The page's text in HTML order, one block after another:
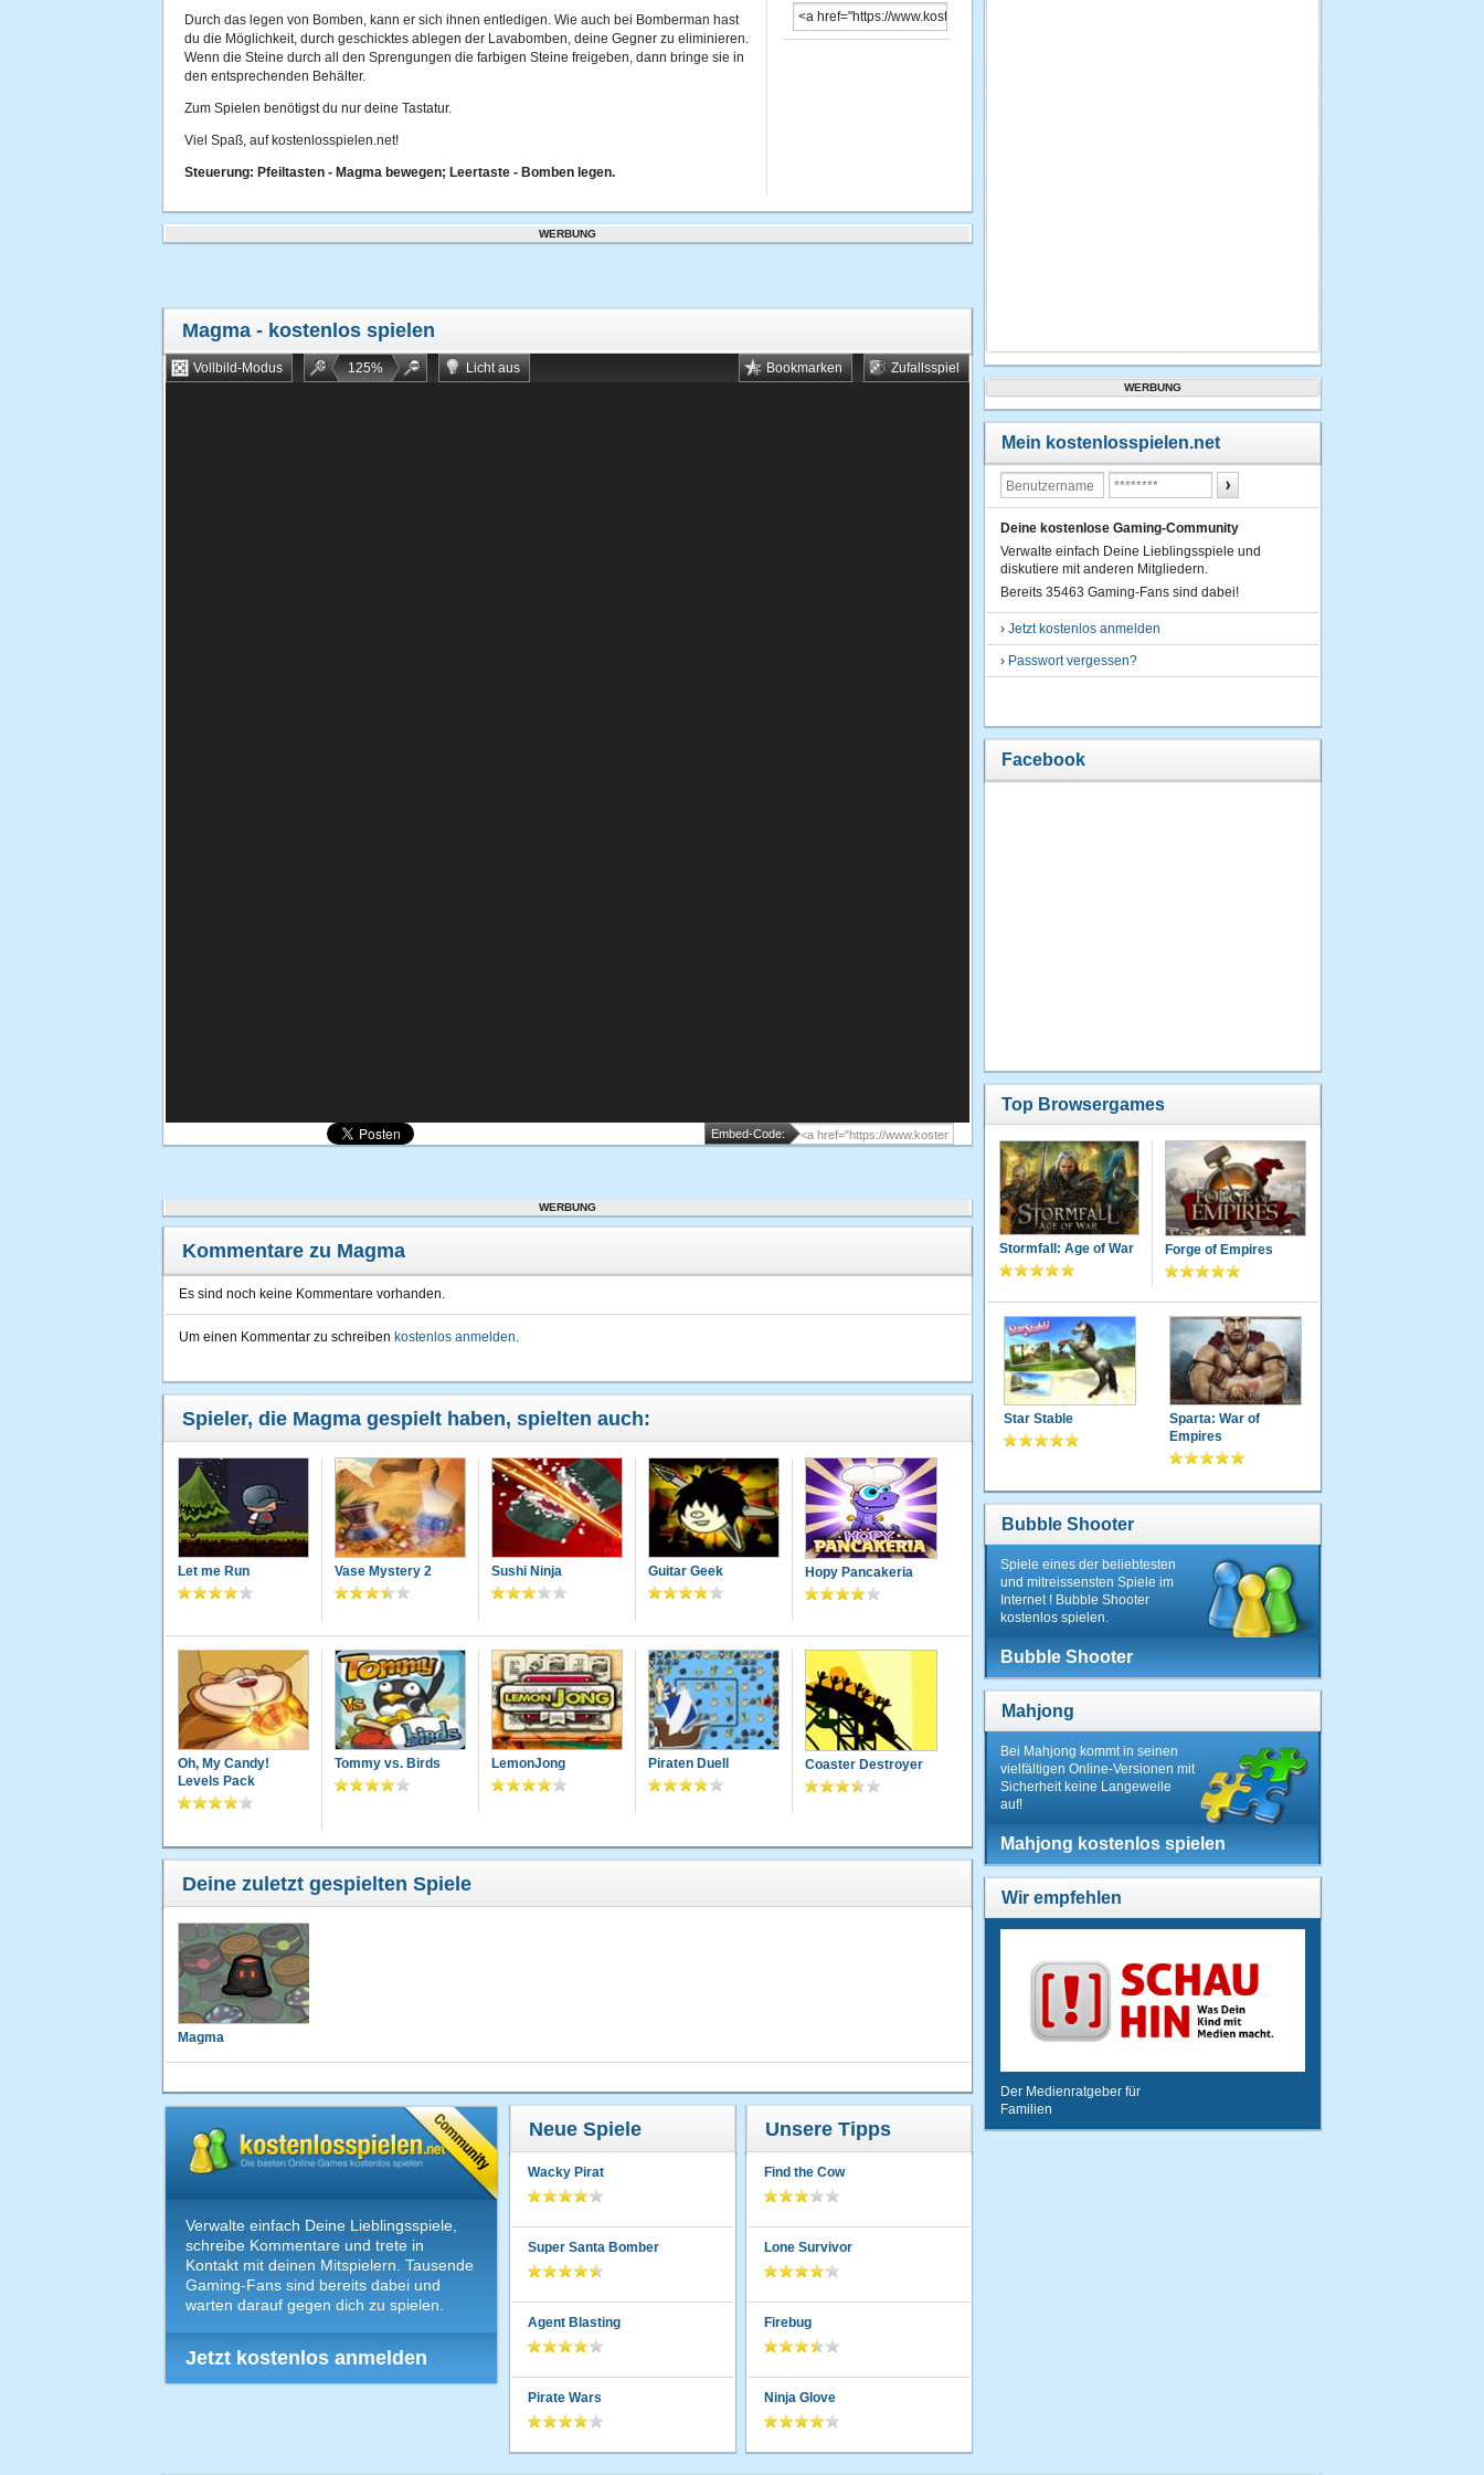
Durch das legen von Bomben, kann er sich ihnen entledigen. Wie auch bei Bomberman hast
du die Möglichkeit, durch geschicktes ablegen der Lavabomben, deine Gegner zu eliminieren.
Wenn die Steine durch all den Sprengungen die farbigen Steine freigeben, dann bringe sie in
den entsprechenden Behälter.
Zum Spielen benötigst du nur deine Tastatur.
Viel Spaß, auf kostenlosspielen.net!
Steuerung: Pfeiltasten - Magma bewegen; Leertaste - Bomben legen.
WERBUNG
Magma- kostenlos spielen
Vollbild-Modus 125% Licht aus Zufallsspiel
Bookmarken
Embed-Code:
WERBUNG
Kommentare zu Magma
Es sind noch keine Kommentare vorhanden.
Um einen Kommentar zu schreiben kostenlos anmelden.
Spieler, die Magma gespielt haben, spielten auch:
Let me Run Vase Mystery 2 Sushi Ninja Guitar Geek Hopy Pancakeria
Oh, My Candy!
Levels Pack
Tommy vs. Birds LemonJong Piraten Duell Coaster Destroyer
Deine zuletzt gespielten Spiele
Magma
Verwalte einfach Deine Lieblingsspiele,
schreibe Kommentare und trete in
Kontakt mit deinen Mitspielern. Tausende
Gaming-Fans sind bereits dabei und
warten darauf gegen dich zu spielen.
Jetzt kostenlos anmelden
Neue Spiele
Wacky Pirat
Super Santa Bomber
Agent Blasting
Pirate Wars
Unsere Tipps
Find the Cow
Lone Survivor
Firebug
Ninja Glove
WERBUNG
Mein kostenlosspielen.net
Deine kostenlose Gaming-Community
Verwalte einfach Deine Lieblingsspiele und
diskutiere mit anderen Mitgliedern.
Bereits 35463 Gaming-Fans sind dabei!
› Jetzt kostenlos anmelden
› Passwort vergessen?
Facebook
Top Browsergames
Stormfall: Age of War Forge of Empires
Star Stable
Sparta: War of
Empires
Bubble Shooter
Spiele eines der beliebtesten
und mitreissensten Spiele im
Internet ! Bubble Shooter
kostenlos spielen.
Bubble Shooter
Mahjong
Bei Mahjong kommt in seinen
vielfältigen Online-Versionen mit
Sicherheit keine Langeweile
auf!
Mahjong kostenlos spielen
Wir empfehlen
Der Medienratgeber für
Familien